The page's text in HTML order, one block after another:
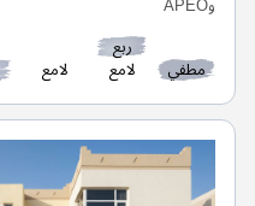
مطفي
ربع
لامع لامع